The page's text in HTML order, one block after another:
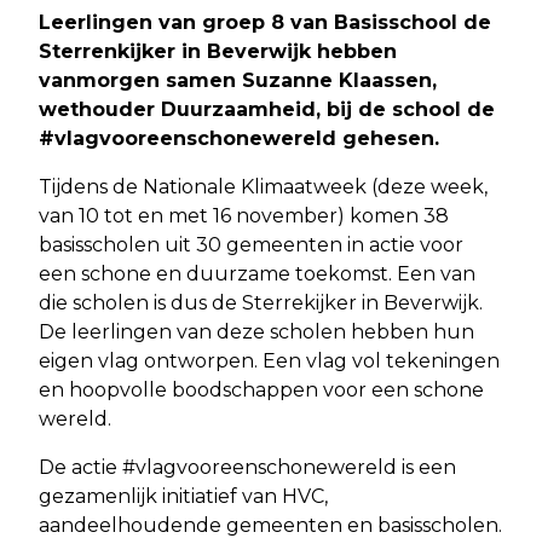
Leerlingen van groep 8 van Basisschool de
Sterrenkijker in Beverwijk hebben
vanmorgen samen Suzanne Klaassen,
wethouder Duurzaamheid, bij de school de
#vlagvooreenschonewereld gehesen.
Tijdens de Nationale Klimaatweek (deze week,
van 10 tot en met 16 november) komen 38
basisscholen uit 30 gemeenten in actie voor
een schone en duurzame toekomst. Een van
die scholen is dus de Sterrekijker in Beverwijk.
De leerlingen van deze scholen hebben hun
eigen vlag ontworpen. Een vlag vol tekeningen
en hoopvolle boodschappen voor een schone
wereld.
De actie #vlagvooreenschonewereld is een
gezamenlijk initiatief van HVC,
aandeelhoudende gemeenten en basisscholen.